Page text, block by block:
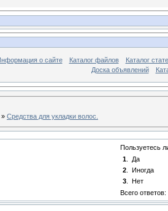
о сайте Каталог файлов
Каталог
Доска объявлений
» Средства для укладки волос.
Пользуетесь
1
Да
2
Иногда
3
Нет
Всего ответов: